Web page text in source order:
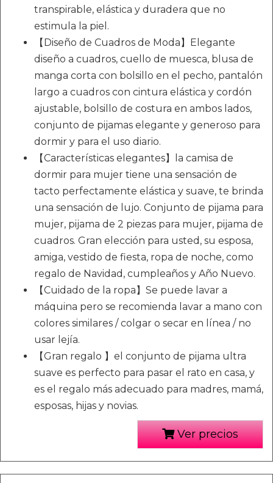
transpirable, elástica y duradera que no
estimula la piel.
【Diseño de Cuadros de Moda】Elegante
diseño a cuadros, cuello de muesca, blusa de
manga corta con bolsillo en el pecho, pantalón
largo a cuadros con cintura elástica y cordón
ajustable, bolsillo de costura en ambos lados,
conjunto de pijamas elegante y generoso para
dormir y para el uso diario.
【Características elegantes】la camisa de
dormir para mujer tiene una sensación de
tacto perfectamente elástica y suave, te brinda
una sensación de lujo. Conjunto de pijama para
mujer, pijama de 2 piezas para mujer, pijama de
cuadros. Gran elección para usted, su esposa,
amiga, vestido de fiesta, ropa de noche, como
regalo de Navidad, cumpleaños y Año Nuevo.
【Cuidado de la ropa】Se puede lavar a
máquina pero se recomienda lavar a mano con
colores similares / colgar o secar en línea / no
usar lejía.
【Gran regalo 】el conjunto de pijama ultra
suave es perfecto para pasar el rato en casa, y
es el regalo más adecuado para madres, mamá,
esposas, hijas y novias.
Ver precios